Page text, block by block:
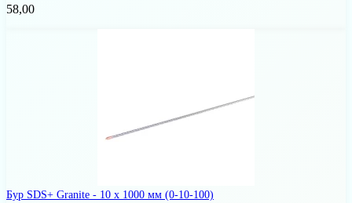
58,00
Бур SDS+ Granite - 10 x 1000 мм (0-10-100)